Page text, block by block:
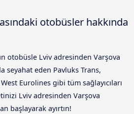
otobüsler hakkında
otobüsle Lviv adresinden Varşova
seyahat eden Pavluks Trans,
Eurolines gibi tüm sağlayıcıları
Lviv adresinden Varşova
başlayarak ayırtın!